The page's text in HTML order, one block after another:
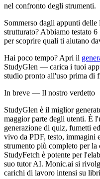
nel confronto degli strumenti.
Sommerso dagli appunti
strutturato? Abbiamo testato
per scoprire quali ti aiutano
Hai poco tempo? Apri il
StudyGlen — carica i tuoi
studio pronto all'uso prima di
In breve — Il nostro verdetto
StudyGlen è il miglior
maggior parte degli utenti. È
generazione di quiz, fumetti
vivo da PDF, testo, immagini
strumento più completo per
StudyFetch è potente per
suo tutor AI. Monic.ai si
carichi di lavoro intensi su